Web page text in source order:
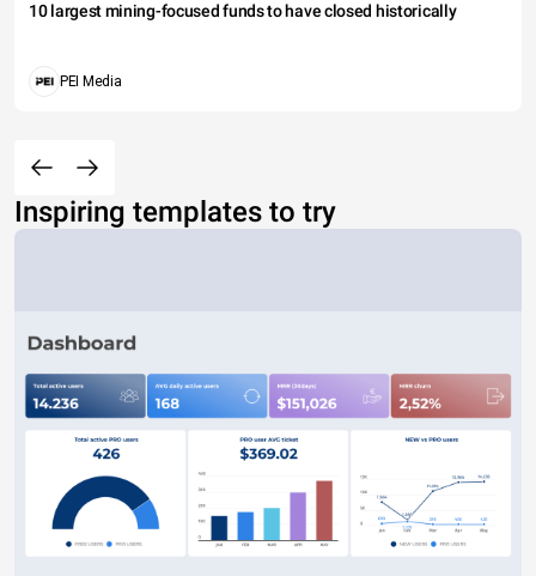
10 largest mining-focused funds to have closed historically
PEI Media
Inspiring templates to try